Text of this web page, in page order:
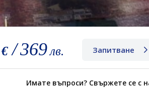
€ /369лв. Запитване
Имате въпроси? Свържете се с